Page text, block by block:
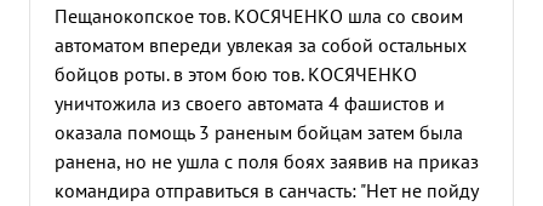
Пещанокопское тов. КОСЯЧЕНКО шла со своим
автоматом впереди увлекая за собой остальных
бойцов роты. в этом бою тов. КОСЯЧЕНКО
уничтожила из своего автомата 4 фашистов и
оказала помощь 3 раненым бойцам затем была
ранена, но не ушла с поля боях заявив на приказ
командира отправиться в санчасть: "Нет не пойду